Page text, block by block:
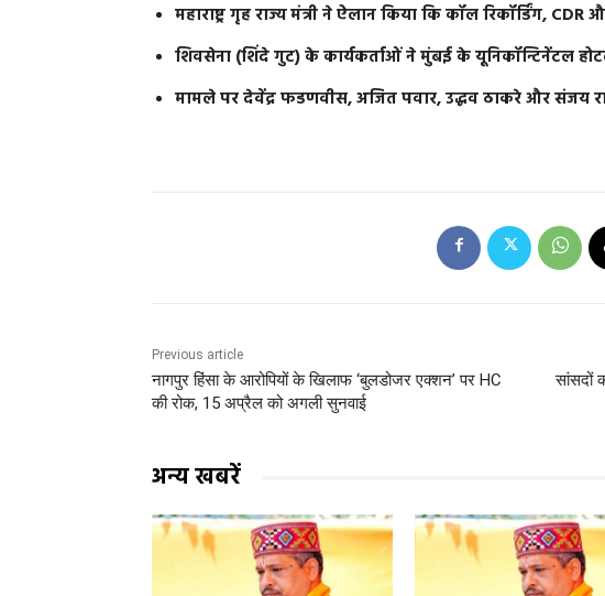
महाराष्ट्र गृह राज्य मंत्री ने ऐलान किया कि कॉल रिकॉर्डिंग,
शिवसेना (शिंदे गुट) के कार्यकर्ताओं ने मुंबई के यूनिकॉन्टिनेंटल
मामले पर देवेंद्र फडणवीस, अजित पवार, उद्धव ठाकरे और संजय
Previous article
नागपुर हिंसा के आरोपियों के खिलाफ ‘बुलडोजर एक्शन’ पर HC
की रोक, 15 अप्रैल को अगली सुनवाई
सांसदों
अन्य खबरें